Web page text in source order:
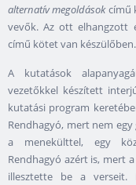
alternatív megoldásokcímű
vevők. Az ott elhangzott
című kötet van készülőben.
A kutatások
vezetőkkel készített
kutatási program
Rendhagyó, mert nem
a menekülttel, egy
Rendhagyó azért is, mert
illesztette be a verseit.